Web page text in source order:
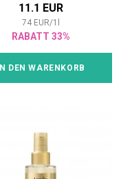
11.1 EUR
74 EUR/1
RABATT 33%
IN DEN WARENKORB